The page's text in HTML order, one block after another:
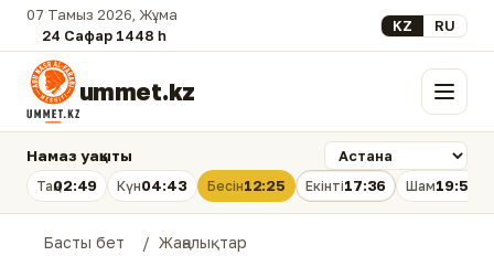
07 Тамыз 2026, Жұма
24 Сафар 1448 һ.
Select your
KZ RU
ummet.kz Мәзір
Намаз уақыты
Таң02:49 Күн04:43 Бесін12:25 Екінті17:36 Шам19:56
Басты бет
Жаңалықтар